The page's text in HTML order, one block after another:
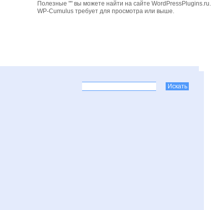
Полезные "" вы можете найти на сайте WordPressPlugins.ru.
WP-Cumulus требует для просмотра или выше.